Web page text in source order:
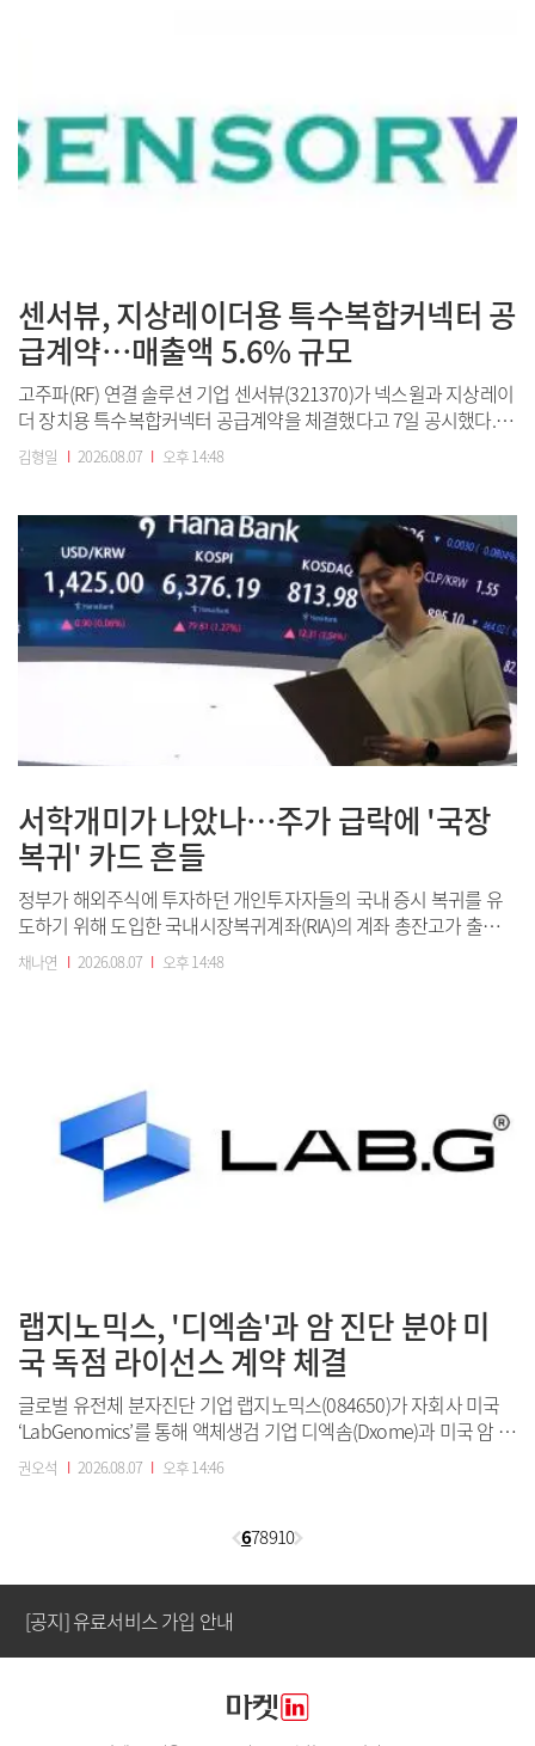
센서뷰, 지상레이더용 특수복합커넥터 공
급계약…매출액 5.6% 규모
고주파(RF) 연결 솔루션 기업 센서뷰(321370)가 넥스윌과 지상레이
더 장치용 특수복합커넥터 공급계약을 체결했다고 7일 공시했다.센
서뷰 CI.(사진=센서뷰)계약금액은 10억 7172만원으로 지난해 연결
기준 매출액의 5.64%에 해당한다. 계약기간은 이날부터 2030년 12
체 측정 분야에...
김형일 I 2026.08.07 I 오후 14:48
서학개미가 나았나…주가 급락에 '국장
복귀' 카드 흔들
정부가 해외주식에 투자하던 개인투자자들의 국내 증시 복귀를 유
도하기 위해 도입한 국내시장복귀계좌(RIA)의 계좌 총잔고가 출시 4
개월 만에 처음으로 감소했다.코스피가 상승 출발한 7일 서울 중구
하나은행 딜링룸 현황판에 코스피와 코스닥 지수가 표시되고 있다.
채나연 I 2026.08.07 I 오후 14:48
랩지노믹스, '디엑솜'과 암 진단 분야 미
국 독점 라이선스 계약 체결
글로벌 유전체 분자진단 기업 랩지노믹스(084650)가 자회사 미국
‘LabGenomics’를 통해 액체생검 기업 디엑솜(Dxome)과 미국 암 진
단 분야 라이선스 계약을 체결했다고 7일 밝혔다.(사진=랩지노믹스)
이에 따라 미국 LabGenomics는 디엑솜의 △혈액암 패널
권오석 I 2026.08.07 I 오후 14:46
678910
[공지] 유료서비스 가입 안내
[공지] 새로워진 마켓인, 성공투자 창을 열다
[공지] 유료서비스 가입 안내
[공지] 새로워진 마켓인, 성공투자 창을 열다